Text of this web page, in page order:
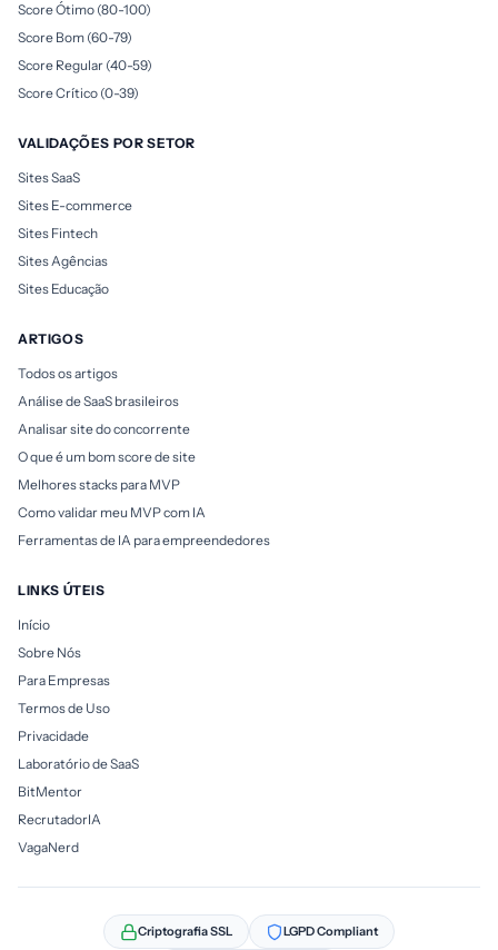
Score Ótimo (80-100)
Score Bom (60-79)
Score Regular (40-59)
Score Crítico (0-39)
VALIDAÇÕES POR SETOR
Sites SaaS
Sites E-commerce
Sites Fintech
Sites Agências
Sites Educação
ARTIGOS
Todos os artigos
Análise de SaaS brasileiros
Analisar site do concorrente
O que é um bom score de site
Melhores stacks para MVP
Como validar meu MVP com IA
Ferramentas de IA para empreendedores
LINKS ÚTEIS
Início
Sobre Nós
Para Empresas
Termos de Uso
Privacidade
Laboratório de SaaS
BitMentor
RecrutadorIA
VagaNerd
Criptografia SSL LGPD Compliant